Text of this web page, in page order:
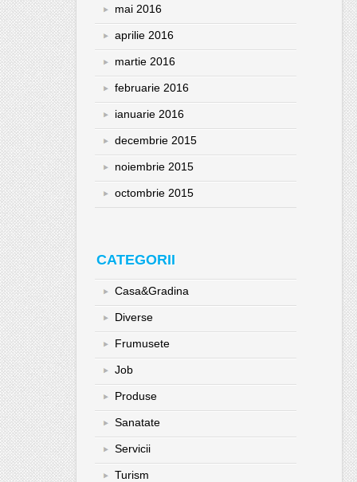
mai 2016
aprilie 2016
martie 2016
februarie 2016
ianuarie 2016
decembrie 2015
noiembrie 2015
octombrie 2015
CATEGORII
Casa&Gradina
Diverse
Frumusete
Job
Produse
Sanatate
Servicii
Turism